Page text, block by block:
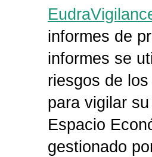
informes de
informes se
riesgos de
para vigilar
Espacio
gestionado